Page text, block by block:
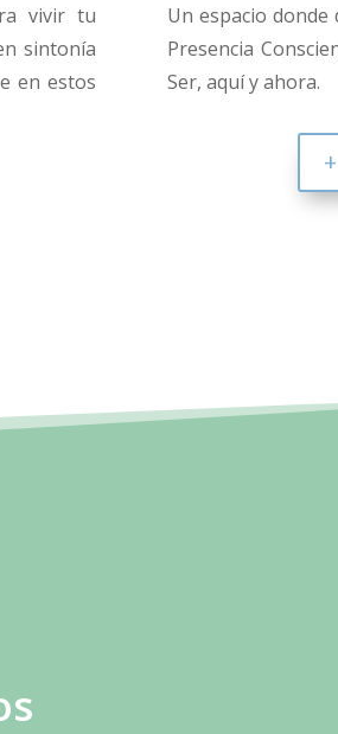
vivir tu
sintonía
en estos
Un espacio
Presencia
Ser, aquí y ahora.